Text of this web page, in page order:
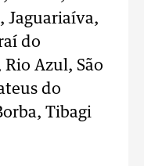
Jaguariaíva,
do
Rio Azul, São
do
Tibagi